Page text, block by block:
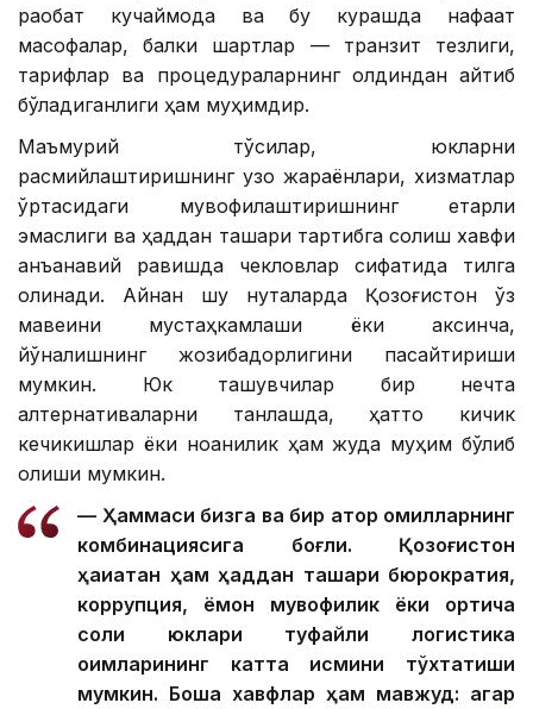
рақобат кучаймоқда ва бу курашда нафақат
масофалар, балки шартлар — транзит тезлиги,
тарифлар ва процедураларнинг олдиндан айтиб
бўладиганлиги ҳам муҳимдир.
Маъмурий тўсиқлар, юкларни
расмийлаштиришнинг узоқ жараёнлари, хизматлар
ўртасидаги мувофиқлаштиришнинг етарли
эмаслиги ва ҳаддан ташқари тартибга солиш хавфи
анъанавий равишда чекловлар сифатида тилга
олинади. Айнан шу нуқталарда Қозоғистон ўз
мавқеини мустаҳкамлаши ёки аксинча,
йўналишнинг жозибадорлигини пасайтириши
мумкин. Юк ташувчилар бир нечта
алтернативаларни танлашда, ҳатто кичик
кечикишлар ёки ноаниқлик ҳам жуда муҳим бўлиб
қолиши мумкин.
— Ҳаммаси бизга ва бир қатор омилларнинг
комбинациясига боғлиқ. Қозоғистон
ҳақиқатан ҳам ҳаддан ташқари бюрократия,
коррупция, ёмон мувофиқлик ёки ортиқча
солиқ юклари туфайли логистика
оқимларининг катта қисмини тўхтатиши
мумкин. Бошқа хавфлар ҳам мавжуд: агар